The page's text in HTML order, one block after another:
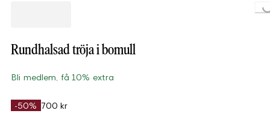
Loading...
Rundhalsad tröja i bomull
Bli medlem, få 10% extra
-50% 700 kr